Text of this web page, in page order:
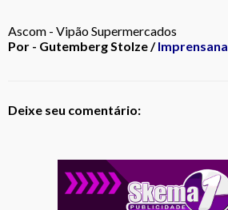
Ascom - Vipão Supermercados
Por - Gutemberg Stolze /Imprensana
Deixe seu comentário: